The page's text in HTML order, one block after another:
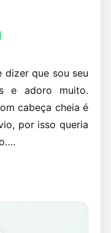
dizer que sou seu
e adoro muito.
cabeça cheia é
por isso queria